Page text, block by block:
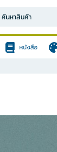
หนังสือ